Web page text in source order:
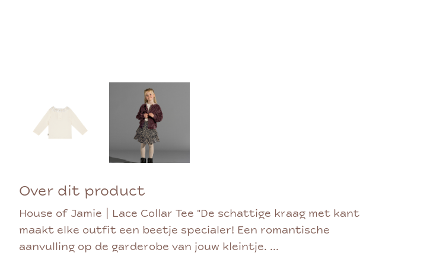
Over dit product
House of Jamie | Lace Collar Tee "De schattige kraag met kant
maakt elke outfit een beetje specialer! Een romantische
aanvulling op de garderobe van jouw kleintje. ...